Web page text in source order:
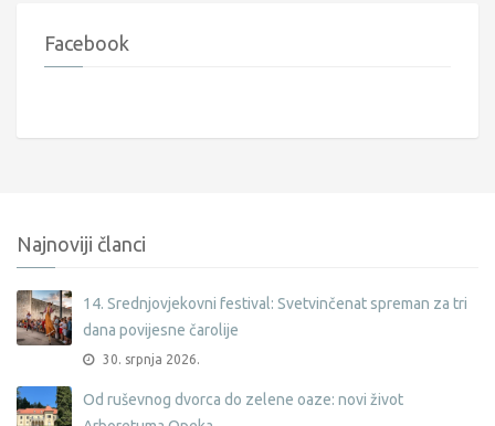
Facebook
Najnoviji članci
14. Srednjovjekovni festival: Svetvinčenat spreman za tri
dana povijesne čarolije
30. srpnja 2026.
Od ruševnog dvorca do zelene oaze: novi život